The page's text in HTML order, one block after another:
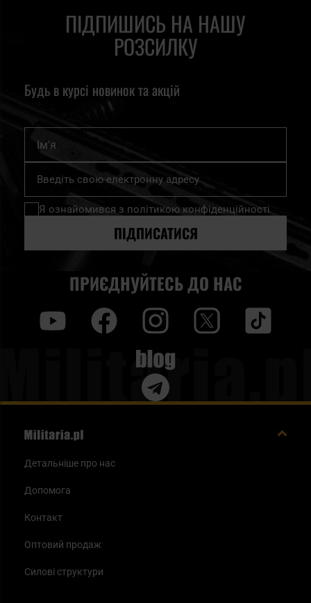
ПІДПИШИСЬ НА НАШУ
РОЗСИЛКУ
Будь в курсі новинок та акцій
Підпишіться
нашу
розсилку
Я ознайомився з політикою конфіденційності
ПІДПИСАТИСЯ
ПРИЄДНУЙТЕСЬ ДО НАС
Blog
Детальніше про нас
Допомога
Контакт
Оптовий продаж
Силові структури